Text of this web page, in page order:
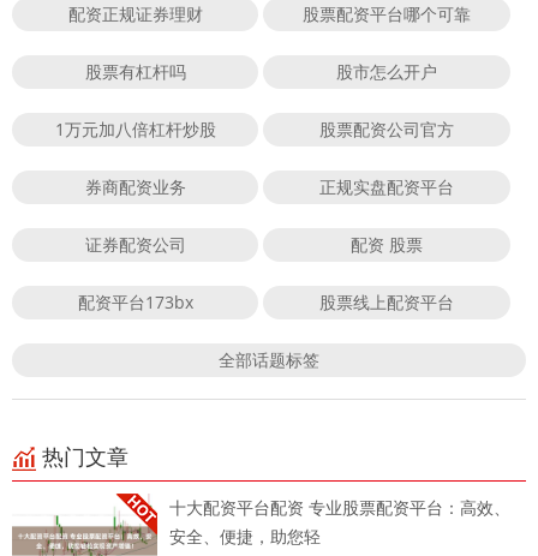
配资正规证券理财 股票配资平台哪个可靠
股票有杠杆吗 股市怎么开户
1万元加八倍杠杆炒股 股票配资公司官方
券商配资业务 正规实盘配资平台
证券配资公司 配资 股票
配资平台173bx 股票线上配资平台
全部话题标签
热门文章
十大配资平台配资 专业股票配资平台：高效、
安全、便捷，助您轻